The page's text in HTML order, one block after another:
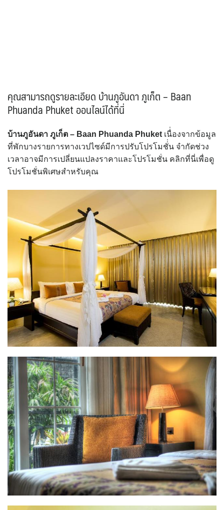
คุณสามารถดูรายละเอียด บ้านภูอันดา ภูเก็ต – Baan
Phuanda Phuket ออนไลน์ได้ที่นี่
บ้านภูอันดา ภูเก็ต – Baan Phuanda Phuket เนื่่องจากข้อมูล
ที่พักบางรายการทางเวปไซด์มีการปรับโปรโมชั่่น จำกัดช่วง
เวลาอาจมีการเปลี่ยนแปลงราคาและโปรโมชั่น คลิกที่นี่เพื่อดู
โปรโมชั่นพิเศษสำหรับคุณ